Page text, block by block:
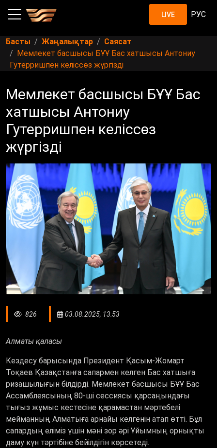
LIVE РУС
Басты Жаңалықтар
Саясат
Мемлекет басшысы БҰҰ Бас хатшысы Антониу
Гутерришпен келіссөз жүргізді
Мемлекет басшысы БҰҰ Бас
хатшысы Антониу
Гутерришпен келіссөз
жүргізді
826 03.08.2025, 13:53
Алматы қаласы
Кездесу барысында Президент Қасым-Жомарт
Тоқаев Қазақстанға сапармен келген Бас хатшыға
ризашылығын білдірді. Мемлекет басшысы БҰҰ Бас
Ассамблеясының 80-ші сессиясы қарсаңындағы
тығыз жұмыс кестесіне қарамастан мәртебелі
мейманның Алматыға арнайы келгенін атап өтті. Бұл
сапардың еліміз үшін мәні зор әрі Ұйымның орнықты
даму күн тәртібіне бейілдігін көрсетеді.